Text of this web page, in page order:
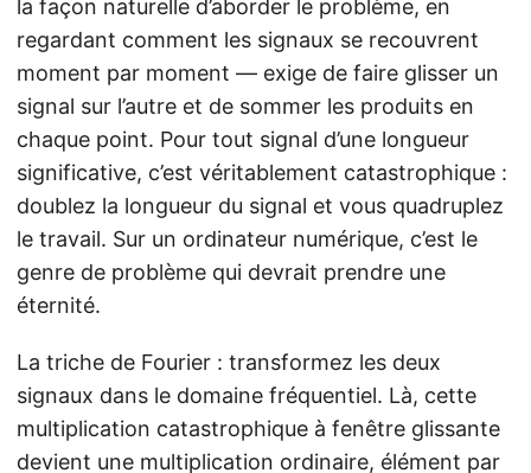
la façon naturelle d’aborder le problème, en
regardant comment les signaux se recouvrent
moment par moment — exige de faire glisser un
signal sur l’autre et de sommer les produits en
chaque point. Pour tout signal d’une longueur
significative, c’est véritablement catastrophique :
doublez la longueur du signal et vous quadruplez
le travail. Sur un ordinateur numérique, c’est le
genre de problème qui devrait prendre une
éternité.
La triche de Fourier : transformez les deux
signaux dans le domaine fréquentiel. Là, cette
multiplication catastrophique à fenêtre glissante
devient une multiplication ordinaire, élément par